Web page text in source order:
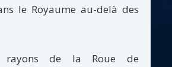
le Royaume au-delà des
rayons de la Roue de